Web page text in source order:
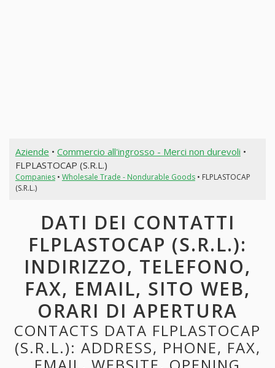
Aziende • Commercio all'ingrosso - Merci non durevoli •
FLPLASTOCAP (S.R.L.)
Companies• Wholesale Trade - Nondurable Goods• FLPLASTOCAP
(S.R.L.)
DATI DEI CONTATTI
FLPLASTOCAP (S.R.L.):
INDIRIZZO, TELEFONO,
FAX, EMAIL, SITO WEB,
ORARI DI APERTURA
CONTACTS DATA FLPLASTOCAP
(S.R.L.): ADDRESS, PHONE, FAX,